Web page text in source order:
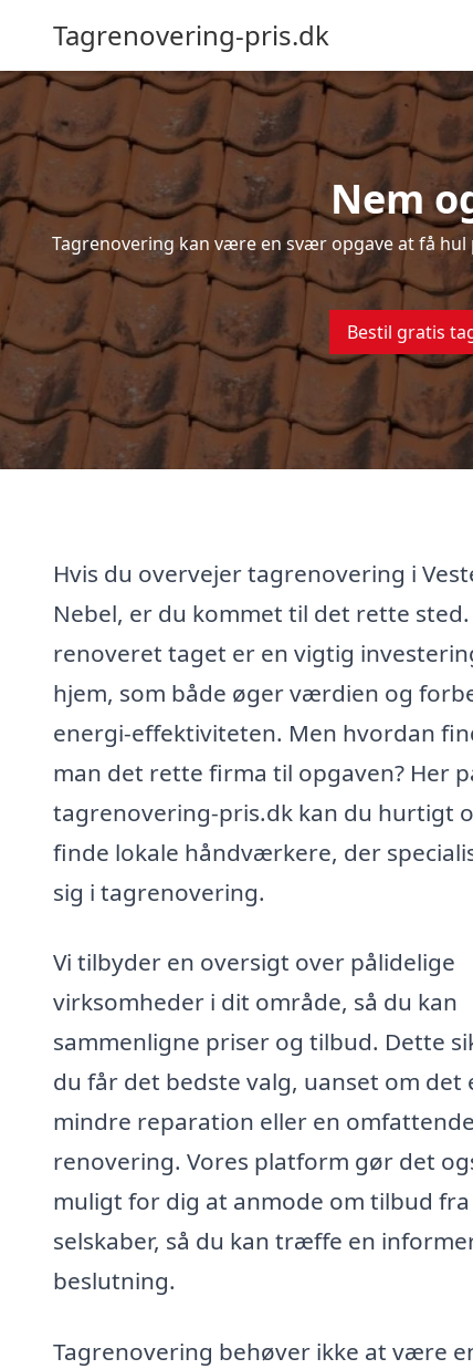
Tagrenovering-pris.dk
Nem
Tagrenovering kan være en svær opgave at få
Bestil gratis
Hvis du overvejer tagrenovering i
Nebel, er du kommet til det rette sted.
renoveret taget er en vigtig
hjem, som både øger værdien og
energi-effektiviteten. Men hvordan
man det rette firma til opgaven? Her
tagrenovering-pris.dk kan du hurtigt
finde lokale håndværkere, der
sig i tagrenovering.
Vi tilbyder en oversigt over pålidelige
virksomheder i dit område, så du kan
sammenligne priser og tilbud. Dette
du får det bedste valg, uanset om det
mindre reparation eller en omfattende
renovering. Vores platform gør det
muligt for dig at anmode om tilbud
selskaber, så du kan træffe en
beslutning.
Tagrenovering behøver ikke at være